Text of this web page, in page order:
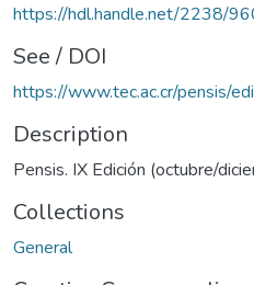
https://hdl.handle.net/2238/
See / DOI
https://www.tec.ac.cr/pensis/
Description
Pensis. IX Edición (octubre/
Collections
General